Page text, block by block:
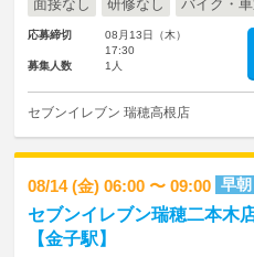
面接なし 研修なし バイク・
応募締切
08月13日（木）
17:30
募集人数
1人
セブンイレブン 瑞穂高根店
08/14 (金) 06:00 〜 09:00 早朝
セブンイレブン瑞穂二本木
【金子駅】